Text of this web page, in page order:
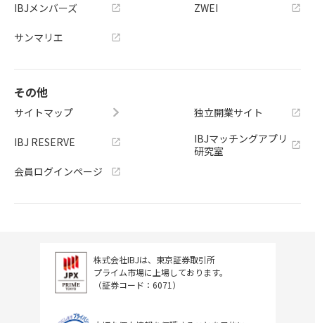
IBJメンバーズ
サンマリエ
ZWEI
その他
サイトマップ
IBJ RESERVE
会員ログインページ
独立開業サイト
IBJマッチングアプリ
研究室
株式会社IBJは、東京証券取引所
プライム市場に上場しております。
（証券コード：6071）